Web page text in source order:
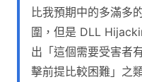
比我預期中的多滿多
圍，但是 DLL
出「這個需要受害者
擊前提比較困難」之